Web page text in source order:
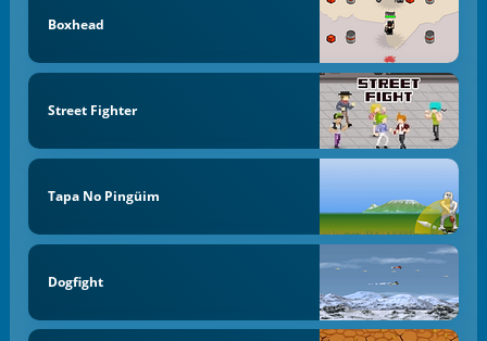
Boxhead
Street Fighter
Tapa No Pingüim
Dogfight